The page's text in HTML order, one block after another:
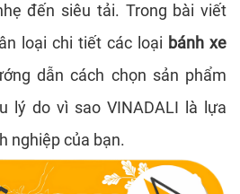
đến siêu tải. Trong bài viết
loại chi tiết các loại bánh xe
dẫn cách chọn sản phẩm
lý do vì sao VINADALI là lựa
nghiệp của bạn.